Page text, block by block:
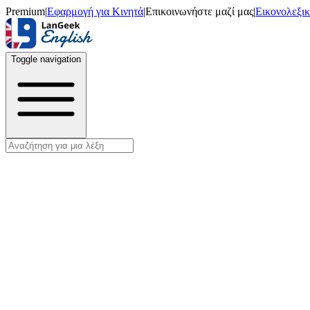
Premium|Εφαρμογή για Κινητά|Επικοινωνήστε μαζί μας|
Toggle navigation